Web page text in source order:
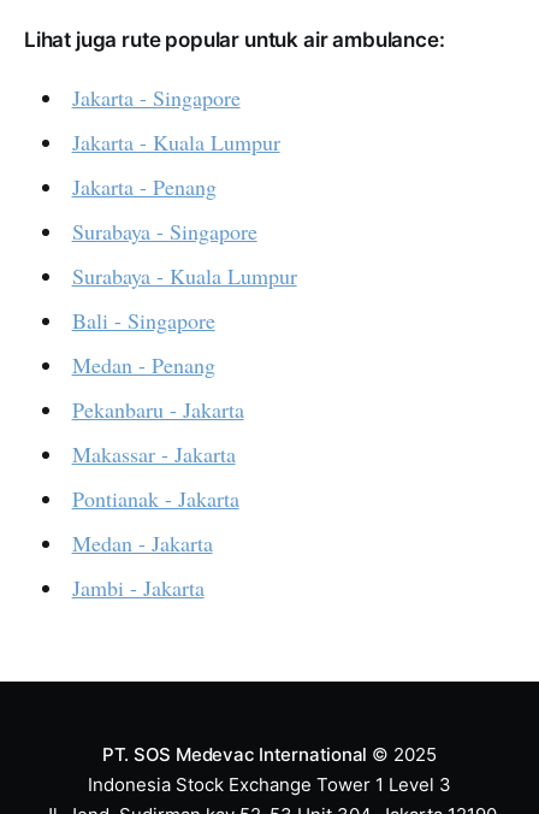
Lihat juga rute popular untuk air ambulance:
Jakarta - Singapore
Jakarta - Kuala Lumpur
Jakarta - Penang
Surabaya - Singapore
Surabaya - Kuala Lumpur
Bali - Singapore
Medan - Penang
Pekanbaru - Jakarta
Makassar - Jakarta
Pontianak - Jakarta
Medan - Jakarta
Jambi - Jakarta
PT. SOS Medevac International © 2025
Indonesia Stock Exchange Tower 1 Level 3